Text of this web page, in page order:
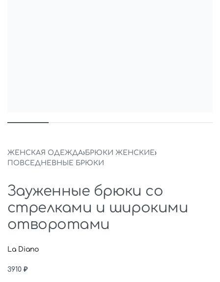
ЖЕНСКАЯ ОДЕЖДА›БРЮКИ ЖЕНСКИЕ›
ПОВСЕДНЕВНЫЕ БРЮКИ
Зауженные брюки со
стрелками и широкими
отворотами
La Diano
3910 ₽